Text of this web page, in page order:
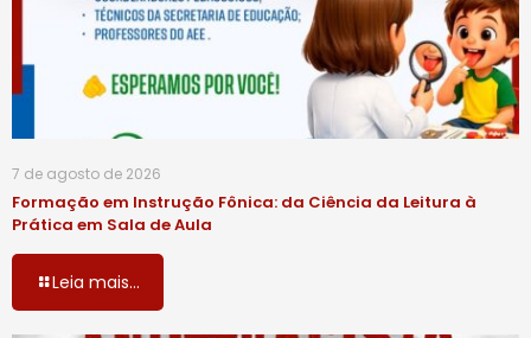
7 de agosto de 2026
Formação em Instrução Fônica: da Ciência da Leitura à
Prática em Sala de Aula
Leia mais...